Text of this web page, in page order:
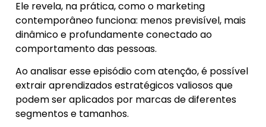
Ele revela, na prática, como o marketing
contemporâneo funciona: menos previsível, mais
dinâmico e profundamente conectado ao
comportamento das pessoas.
Ao analisar esse episódio com atenção, é possível
extrair aprendizados estratégicos valiosos que
podem ser aplicados por marcas de diferentes
segmentos e tamanhos.